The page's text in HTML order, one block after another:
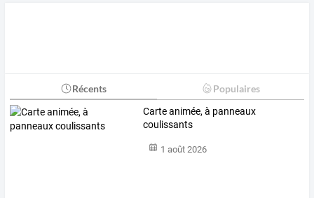
Récents Populaires
Carte animée, à panneaux
coulissants
1 août 2026